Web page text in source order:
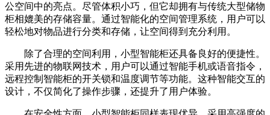
公空间中的亮点。尽管体积小巧，但它却拥有与传统大型储物
柜相媲美的存储容量。通过智能化的空间管理系统，用户可以
轻松地对物品进行分类和存储，让空间得到充分利用。
除了合理的空间利用，小型智能柜还具备良好的便捷性。
采用先进的物联网技术，用户可以通过智能手机或语音指令，
远程控制智能柜的开关锁和温度调节等功能。这种智能交互的
设计，不仅简化了操作步骤，还提升了用户体验。